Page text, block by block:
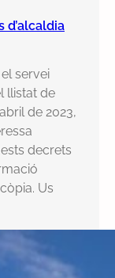
d’alcaldia
servei
llistat de
de 2023,
decrets
Us